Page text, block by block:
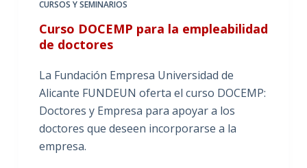
CURSOS Y SEMINARIOS
Curso DOCEMP para la empleabilidad
de doctores
La Fundación Empresa Universidad de
Alicante FUNDEUN oferta el curso DOCEMP:
Doctores y Empresa para apoyar a los
doctores que deseen incorporarse a la
empresa.